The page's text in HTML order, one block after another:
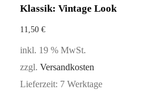
Klassik: Vintage Look
11,50 €
inkl. 19 % MwSt.
zzgl. Versandkosten
Lieferzeit: 7 Werktage